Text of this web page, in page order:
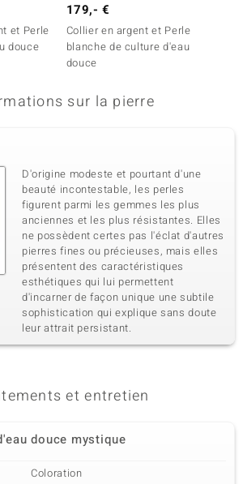
et Perle
douce
179,- €
Collier en argent et Perle
blanche de culture d'eau
douce
sur la pierre
D'origine modeste et pourtant d'une
beauté incontestable, les perles
figurent parmi les gemmes les plus
anciennes et les plus résistantes. Elles
ne possèdent certes pas l'éclat d'autres
pierres fines ou précieuses, mais elles
présentent des caractéristiques
esthétiques qui lui permettent
d'incarner de façon unique une subtile
sophistication qui explique sans doute
leur attrait persistant.
et entretien
douce mystique
Coloration